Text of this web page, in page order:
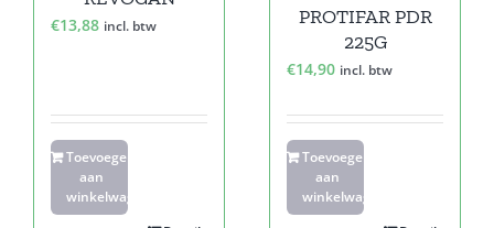
€13,88 incl. btw
Toevoegen
aan
winkelwagen
PROTIFAR PDR
225G
€14,90 incl. btw
Toevoegen
aan
winkelwagen